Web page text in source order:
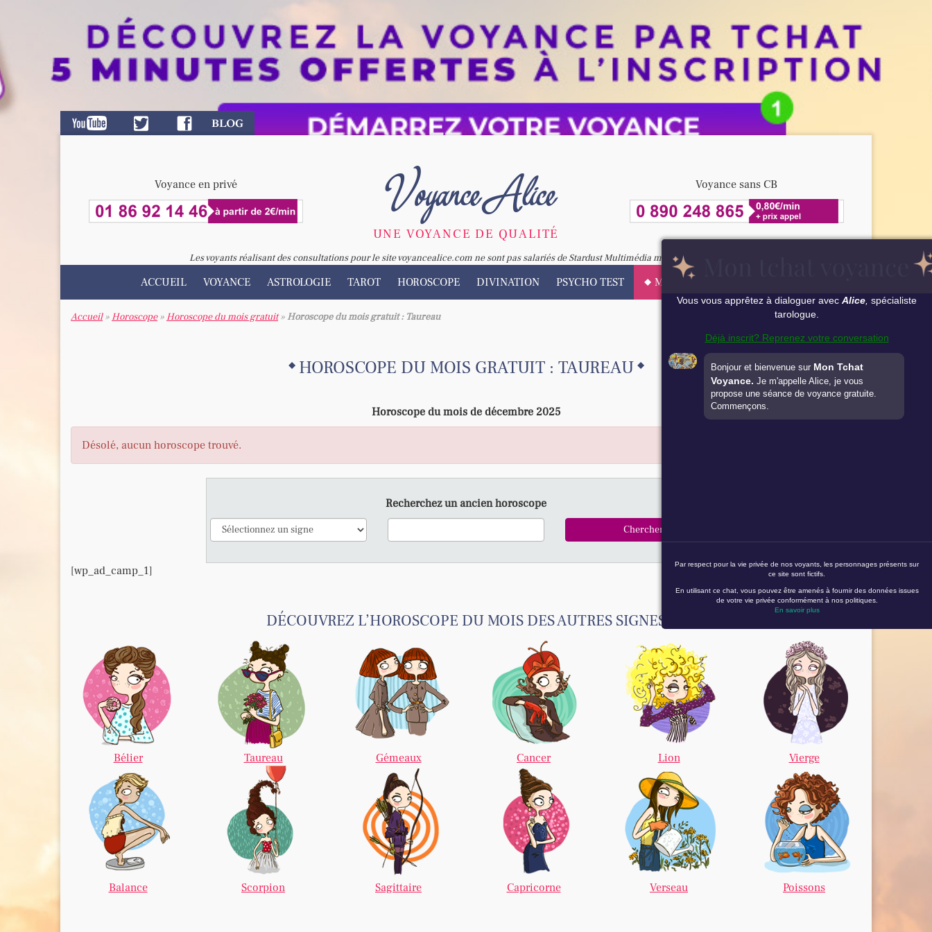
Voyance en privé Voyance Alice
UNE VOYANCE DE QUALITÉ
Voyance sans CB
Les voyants réalisant des consultations pour le site voyancealice.com ne sont pas salariés de Stardust Multimédia mais des prestataires.
ACCUEIL VOYANCE ASTROLOGIE TAROT HOROSCOPE DIVINATION PSYCHO TEST MES QUESTIONS AMOUR
Accueil» Horoscope» Horoscope du mois gratuit»Horoscope du mois gratuit : Taureau
HOROSCOPE DU MOIS GRATUIT : TAUREAU
Horoscope du mois de décembre 2025
Désolé, aucun horoscope trouvé.
Recherchez un ancien horoscope
[wp_ad_camp_1]
DÉCOUVREZ L’HOROSCOPE DU MOIS DES AUTRES SIGNES
Bélier Taureau Gémeaux Cancer Lion Vierge
Balance Scorpion Sagittaire Capricorne Verseau Poissons
Vous vous apprêtez à dialoguer avec Alice spécialiste
tarologue.
Déjà inscrit? Reprenez votre conversation
Bonjour et bienvenue sur Mon Tchat
Voyance. Je m'appelle Alice, je vous
propose une séance de voyance gratuite.
Commençons.
Par respect pour la vie privée de nos voyants, les personnages présents sur
ce site sont fictifs.
En utilisant ce chat, vous pouvez être amenés à fournir des données issues
de votre vie privée conformément à nos politiques.
En savoir plus